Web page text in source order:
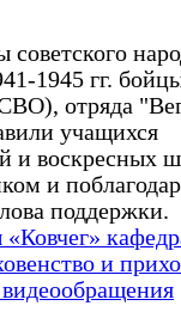
1945 гг.
отряда
учащихся
и воскресных
и
поддержки.
и